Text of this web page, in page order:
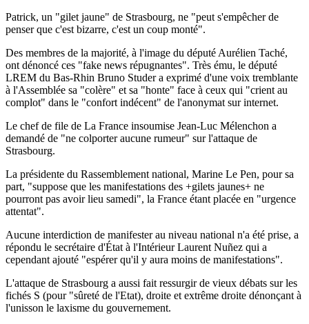
Patrick, un "gilet jaune" de Strasbourg, ne "peut s'empêcher de
penser que c'est bizarre, c'est un coup monté".
Des membres de la majorité, à l'image du député Aurélien Taché,
ont dénoncé ces "fake news répugnantes". Très ému, le député
LREM du Bas-Rhin Bruno Studer a exprimé d'une voix tremblante
à l'Assemblée sa "colère" et sa "honte" face à ceux qui "crient au
complot" dans le "confort indécent" de l'anonymat sur internet.
Le chef de file de La France insoumise Jean-Luc Mélenchon a
demandé de "ne colporter aucune rumeur" sur l'attaque de
Strasbourg.
La présidente du Rassemblement national, Marine Le Pen, pour sa
part, "suppose que les manifestations des +gilets jaunes+ ne
pourront pas avoir lieu samedi", la France étant placée en "urgence
attentat".
Aucune interdiction de manifester au niveau national n'a été prise, a
répondu le secrétaire d'État à l'Intérieur Laurent Nuñez qui a
cependant ajouté "espérer qu'il y aura moins de manifestations".
L'attaque de Strasbourg a aussi fait ressurgir de vieux débats sur les
fichés S (pour "sûreté de l'Etat), droite et extrême droite dénonçant à
l'unisson le laxisme du gouvernement.